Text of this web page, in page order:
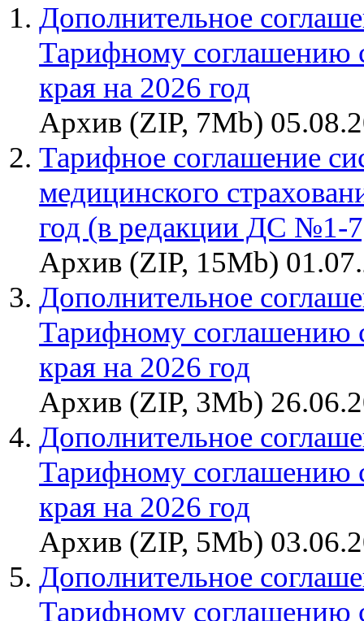
Дополнительное
Тарифному соглашению
края на 2026 год
Архив (ZIP, 7Mb)
Тарифное соглашение
медицинского
год (в редакции ДС №1-
Архив (ZIP, 15Mb)
Дополнительное
Тарифному соглашению
края на 2026 год
Архив (ZIP, 3Mb)
Дополнительное
Тарифному соглашению
края на 2026 год
Архив (ZIP, 5Mb)
Дополнительное
Тарифному соглашению